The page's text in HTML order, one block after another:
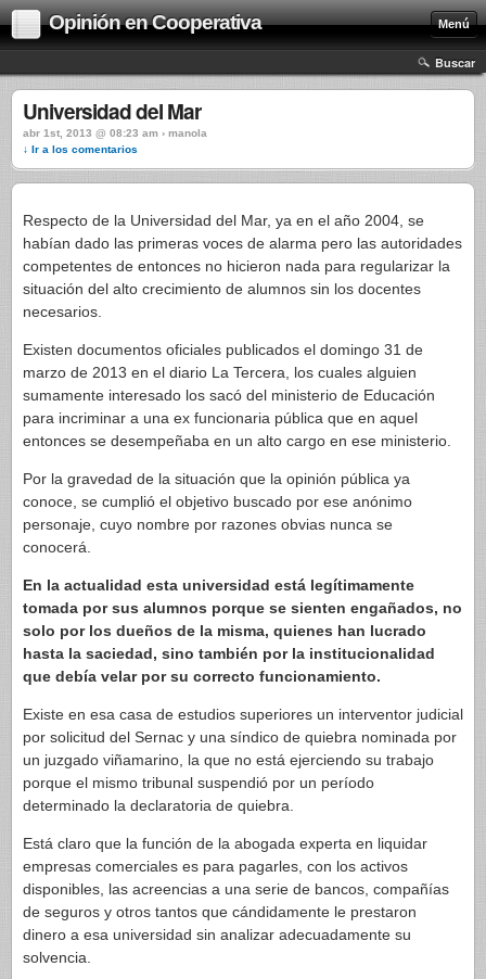
Opinión en Cooperativa Menú
Buscar
Universidad del Mar
abr 1st, 2013 @ 08:23 am › manola
↓ Ir a los comentarios
Respecto de la Universidad del Mar, ya en el año 2004, se
habían dado las primeras voces de alarma pero las autoridades
competentes de entonces no hicieron nada para regularizar la
situación del alto crecimiento de alumnos sin los docentes
necesarios.
Existen documentos oficiales publicados el domingo 31 de
marzo de 2013 en el diario La Tercera, los cuales alguien
sumamente interesado los sacó del ministerio de Educación
para incriminar a una ex funcionaria pública que en aquel
entonces se desempeñaba en un alto cargo en ese ministerio.
Por la gravedad de la situación que la opinión pública ya
conoce, se cumplió el objetivo buscado por ese anónimo
personaje, cuyo nombre por razones obvias nunca se
conocerá.
En la actualidad esta universidad está legítimamente
tomada por sus alumnos porque se sienten engañados, no
solo por los dueños de la misma, quienes han lucrado
hasta la saciedad, sino también por la institucionalidad
que debía velar por su correcto funcionamiento.
Existe en esa casa de estudios superiores un interventor judicial
por solicitud del Sernac y una síndico de quiebra nominada por
un juzgado viñamarino, la que no está ejerciendo su trabajo
porque el mismo tribunal suspendió por un período
determinado la declaratoria de quiebra.
Está claro que la función de la abogada experta en liquidar
empresas comerciales es para pagarles, con los activos
disponibles, las acreencias a una serie de bancos, compañías
de seguros y otros tantos que cándidamente le prestaron
dinero a esa universidad sin analizar adecuadamente su
solvencia.